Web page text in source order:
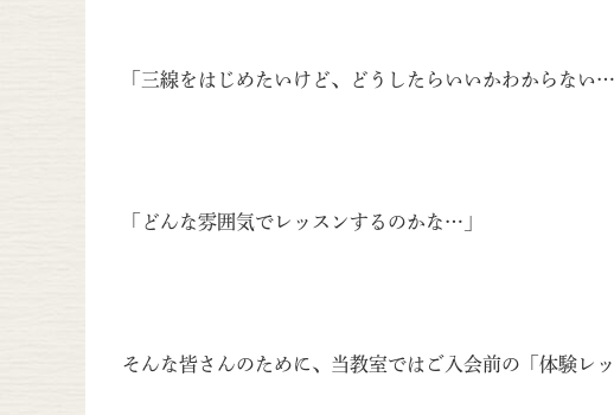
「三線をはじめたいけど、どうしたらいいかわからない…
「どんな雰囲気でレッスンするのかな…」
そんな皆さんのために、当教室ではご入会前の「体験レッ